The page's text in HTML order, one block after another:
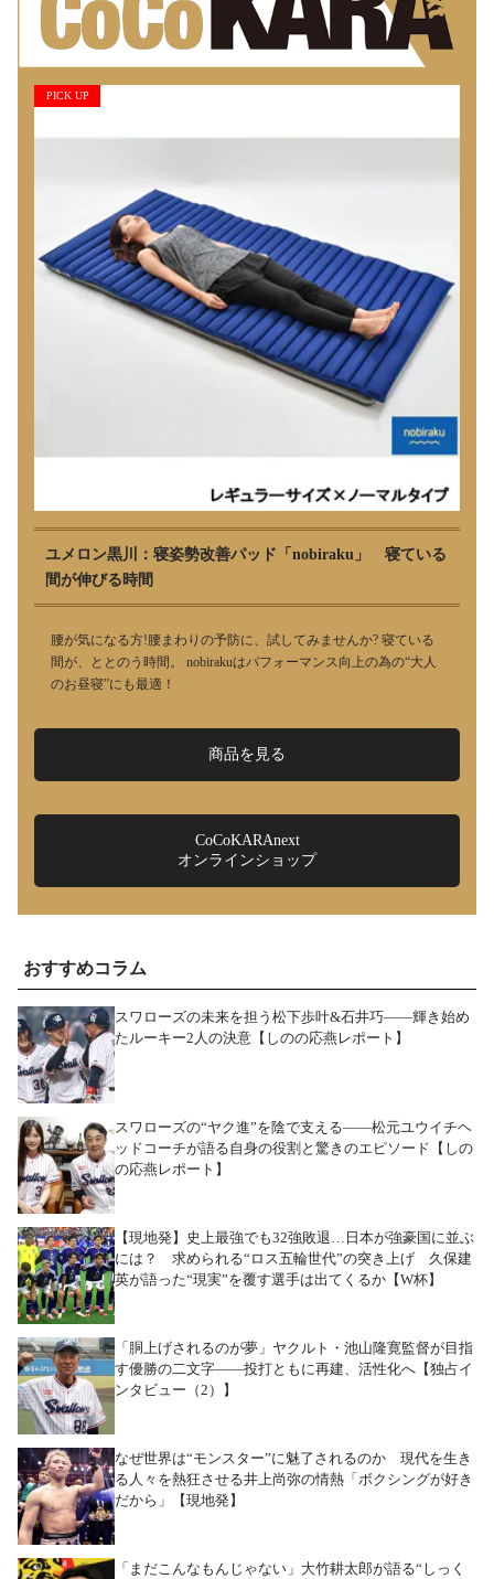
PICK UP
ユメロン黒川：寝姿勢改善パッド「nobiraku」 寝ている
間が伸びる時間
腰が気になる方!腰まわりの予防に、試してみませんか? 寝ている
間が、ととのう時間。 nobirakuはパフォーマンス向上の為の“大人
のお昼寝”にも最適！
商品を見る
CoCoKARAnext
オンラインショップ
おすすめコラム
スワローズの未来を担う松下歩叶&石井巧――輝き始め
たルーキー2人の決意【しのの応燕レポート】
スワローズの“ヤク進”を陰で支える――松元ユウイチヘ
ッドコーチが語る自身の役割と驚きのエピソード【しの
の応燕レポート】
【現地発】史上最強でも32強敗退…日本が強豪国に並ぶ
には？ 求められる“ロス五輪世代”の突き上げ 久保建
英が語った“現実”を覆す選手は出てくるか【W杯】
「胴上げされるのが夢」ヤクルト・池山隆寛監督が目指
す優勝の二文字――投打ともに再建、活性化へ【独占イ
ンタビュー（2）】
なぜ世界は“モンスター”に魅了されるのか 現代を生き
る人々を熱狂させる井上尚弥の情熱「ボクシングが好き
だから」【現地発】
「まだこんなもんじゃない」大竹耕太郎が語る“しっく